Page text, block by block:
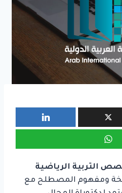
التربية الرياضية
ومفهوم المصطلح مع